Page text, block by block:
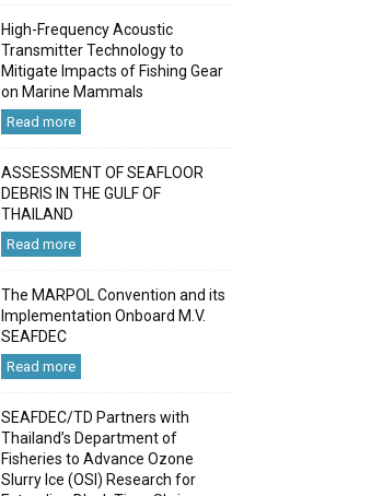
High-Frequency Acoustic
Transmitter Technology to
Mitigate Impacts of Fishing Gear
on Marine Mammals
Read more
ASSESSMENT OF SEAFLOOR
DEBRIS IN THE GULF OF
THAILAND
Read more
The MARPOL Convention and its
Implementation Onboard M.V.
SEAFDEC
Read more
SEAFDEC/TD Partners with
Thailand’s Department of
Fisheries to Advance Ozone
Slurry Ice (OSI) Research for